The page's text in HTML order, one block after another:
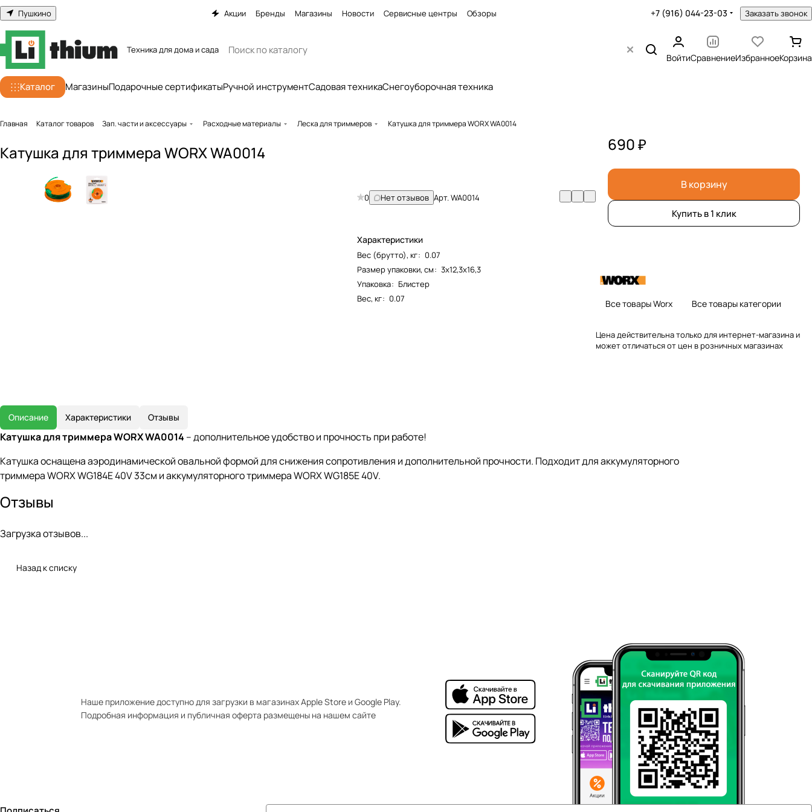
Пушкино Акции Бренды Магазины Новости Сервисные центры Обзоры +7 (916) 044-23-03 Заказать звонок
Техника для дома и сада
ВойтиСравнениеИзбранноеКорзина
Каталог МагазиныПодарочные сертификатыРучной инструментСадовая техникаСнегоуборочная техника
Главная Каталог товаров Зап. части и аксессуары Расходные материалы Леска для триммеров Катушка для триммера WORX WA0014
Катушка для триммера WORX WA0014
0 Нет отзывов Арт.WA0014
Характеристики
Вес (брутто), кг: 0.07
Размер упаковки, см: 3х12,3х16,3
Упаковка: Блистер
Вес, кг: 0.07
690 ₽
В корзину
Купить в 1 клик
Все товары Worx Все товары категории
Цена действительна только для интернет-магазина и
может отличаться от цен в розничных магазинах
Описание Характеристики Отзывы
Катушка для триммера WORX WA0014 – дополнительное удобство и прочность при работе!
Катушка оснащена аэродинамической овальной формой для снижения сопротивления и дополнительной прочности. Подходит для аккумуляторного
триммера WORX WG184E 40V 33см и аккумуляторного триммера WORX WG185E 40V.
Отзывы
Загрузка отзывов...
Назад к списку
Наше приложение доступно для загрузки в магазинах Apple Store и Google Play.
Подробная информация и публичная оферта размещены на нашем сайте